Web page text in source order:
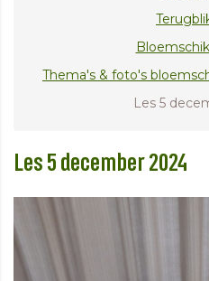
Thema's & foto's
Les 5
Les 5 december 2024